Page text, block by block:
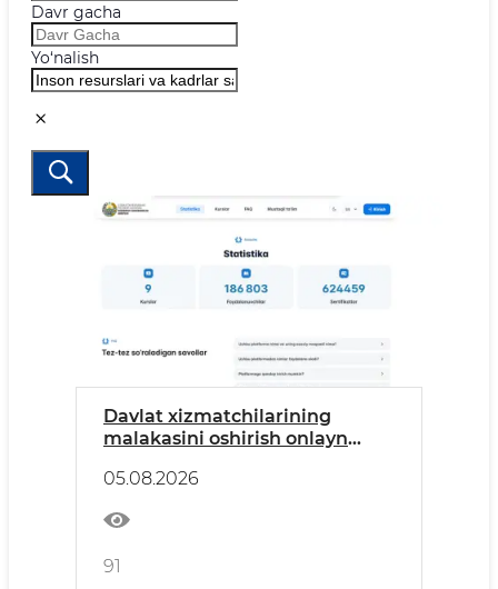
Davr gacha
Yo‘nalish
Davlat xizmatchilarining
malakasini oshirish onlayn
uchun zamonaviy ta'lim muhiti
05.08.2026
91